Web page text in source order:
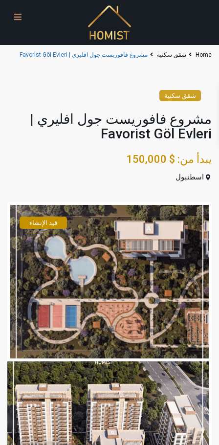
Home شقق سكنية مشروع فافوريست جول افليري | Favorist Göl Evleri
شقق سكنية
مشروع فافوريست جول افليري |
Favorist Göl Evleri
يبدأ من: $ 150,000
اسطنبول
قيد الإنشاء